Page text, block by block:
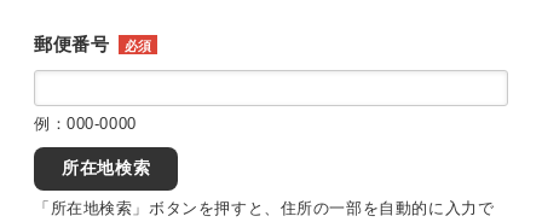
郵便番号 必須
例：000-0000
所在地検索
「所在地検索」ボタンを押すと、住所の一部を自動的に入力で